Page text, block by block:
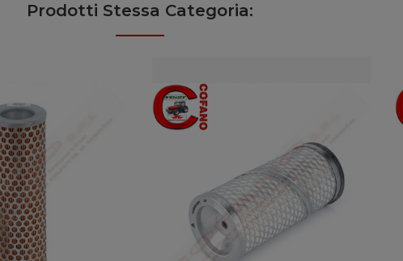
Prodotti Stessa Categoria: